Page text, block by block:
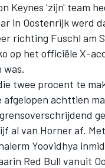
Keynes 'zijn' team
in Oostenrijk werd
richting Fuschl am
op het officiële X-
was.
twee procent te
achttien
al van Horner af.
Yoovidhya
Red Bull vanuit